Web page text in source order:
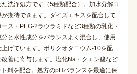
洗浄処方です（5種類配合）。加水分解コ
期待できます。ダイズエキスを配合して
ス・PEG-2ラウラミドなど3種類の乳化・
と水性成分をバランスよく混合し、使用
げています。ポリクオタニウム-10を配
善に寄与します。塩化Na・クエン酸など
剤を配合。処方のpHバランスを最適に保